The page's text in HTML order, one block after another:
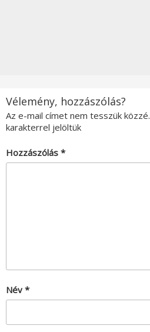
Vélemény, hozzászólás?
Az e-mail címet nem tesszük közzé.
karakterrel jelöltük
Hozzászólás *
Név *